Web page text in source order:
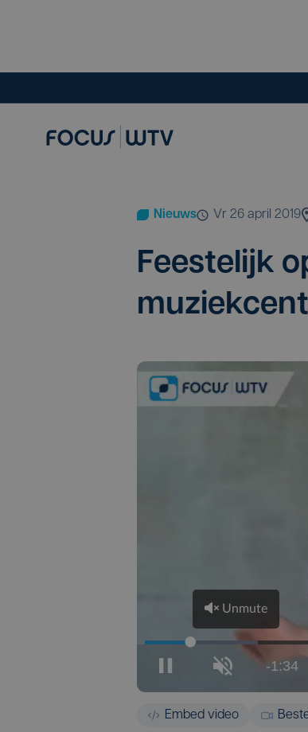
Nieuws vr 26 april 2019
Fees­te­lijk
Embed video